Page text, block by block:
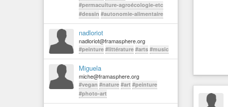
#permaculture-agroécologie-etc
#dessin #autonomie-alimentaire
nadloriot
nadloriot@framasphere.org
#peinture #littérature #arts #music
Miguela
miche@framasphere.org
#vegan #nature #art #peinture
#photo-art